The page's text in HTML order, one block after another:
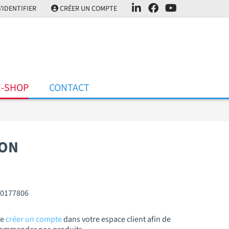
CRÉER UN COMPTE
SHOP CONTACT
créer un comptedans votre espace client afin de